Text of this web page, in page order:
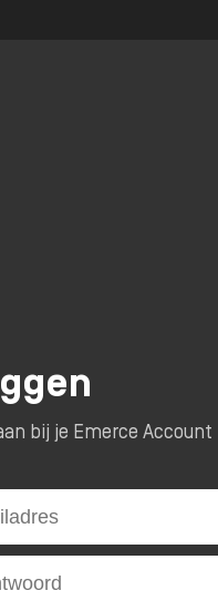
bij je Emerce Account